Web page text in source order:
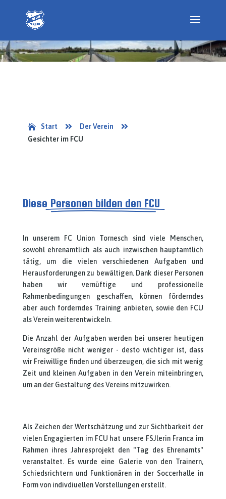
 Start  Der Verein

Gesichter im FCU
Diese Personen bilden den FCU
In unserem FC Union Tornesch sind viele Menschen,
sowohl ehrenamtlich als auch inzwischen hauptamtlich
tätig, um die vielen verschiedenen Aufgaben und
Herausforderungen zu bewältigen. Dank dieser Personen
haben wir vernüftige und professionelle
Rahmenbedingungen geschaffen, können förderndes
aber auch forderndes Training anbieten, sowie den FCU
als Verein weiterentwickeln.
Die Anzahl der Aufgaben werden bei unserer heutigen
Vereinsgröße nicht weniger - desto wichtiger ist, dass
wir Freiwillige finden und überzeugen, die sich mit wenig
Zeit und kleinen Aufgaben in den Verein miteinbringen,
um an der Gestaltung des Vereins mitzuwirken.
Als Zeichen der Wertschätzung und zur Sichtbarkeit der
vielen Engagierten im FCU hat unsere FSJlerin Franca im
Rahmen ihres Jahresprojekt den "Tag des Ehrenamts"
veranstaltet. Es wurde eine Galerie von den Trainern,
Schiedsrichtern und Funktionären in der Soccerhalle in
Form von indivdiuellen Vorstellungen erstellt.